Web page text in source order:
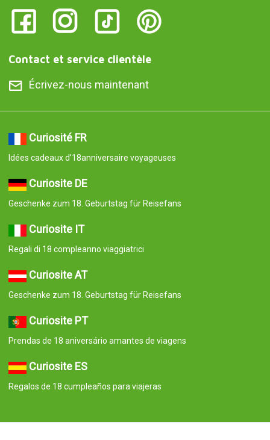
Contact et service clientèle
Écrivez-nous maintenant
Curiosité FR
Idées cadeaux d’18anniversaire voyageuses
Curiosite DE
Geschenke zum 18. Geburtstag für Reisefans
Curiosite IT
Regali di 18 compleanno viaggiatrici
Curiosite AT
Geschenke zum 18. Geburtstag für Reisefans
Curiosite PT
Prendas de 18 aniversário amantes de viagens
Curiosite ES
Regalos de 18 cumpleaños para viajeras